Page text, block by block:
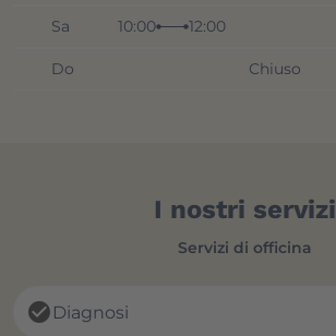
Sa 10:00 12:00
Do Chiuso
I nostri servizi
Servizi di officina
check_circle Diagnosi